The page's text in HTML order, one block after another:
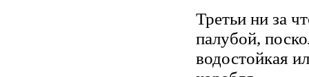
Третьи ни за
палубой,
водостойкая